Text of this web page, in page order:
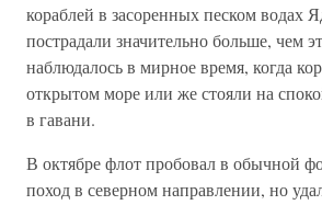
кораблей в засоренных песком водах
пострадали значительно больше, чем
наблюдалось в мирное время, когда
открытом море или же стояли на
в гавани.
В октябре флот пробовал в обычной
поход в северном направлении, но